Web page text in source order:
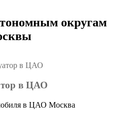
округам
в ЦАО
в ЦАО Москва